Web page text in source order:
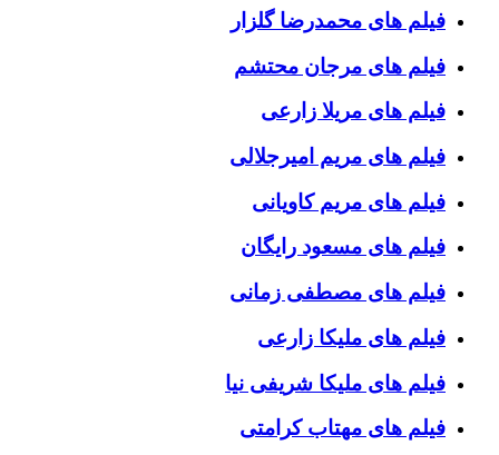
فیلم های محمدرضا گلزار
فیلم های مرجان محتشم
فیلم های مریلا زارعی
فیلم های مریم امیرجلالی
فیلم های مریم کاویانی
فیلم های مسعود رایگان
فیلم های مصطفی زمانی
فیلم های ملیکا زارعی
فیلم های ملیکا شریفی نیا
فیلم های مهتاب کرامتی